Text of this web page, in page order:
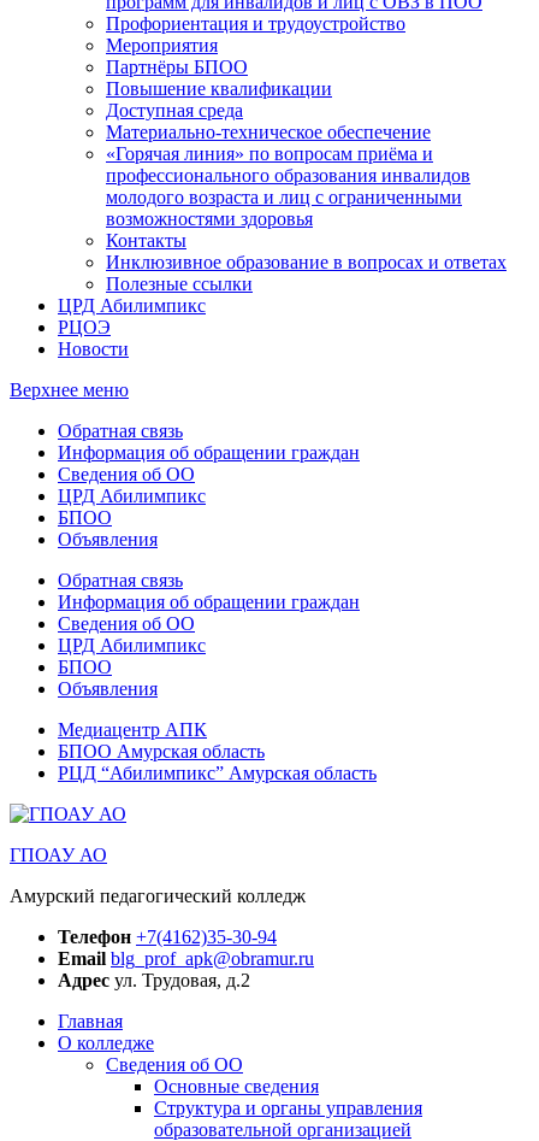
Профориентация и трудоустройство
Мероприятия
Партнёры БПОО
Повышение квалификации
Доступная среда
Материально-техническое обеспечение
«Горячая линия» по вопросам приёма и
профессионального образования инвалидов
молодого возраста и лиц с ограниченными
возможностями здоровья
Контакты
Инклюзивное образование в вопросах и ответах
Полезные ссылки
ЦРД Абилимпикс
РЦОЭ
Новости
Верхнее меню
Обратная связь
Информация об обращении граждан
Сведения об ОО
ЦРД Абилимпикс
БПОО
Объявления
Обратная связь
Информация об обращении граждан
Сведения об ОО
ЦРД Абилимпикс
БПОО
Объявления
Медиацентр АПК
БПОО Амурская область
РЦД “Абилимпикс” Амурская область
ГПОАУ АО
Амурский педагогический колледж
Телефон +7(4162)35-30-94
Email blg_prof_apk@obramur.ru
Адрес ул. Трудовая, д.2
Главная
О колледже
Сведения об ОО
Основные сведения
Структура и органы управления
образовательной организацией